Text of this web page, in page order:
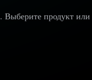
Выберите продукт или